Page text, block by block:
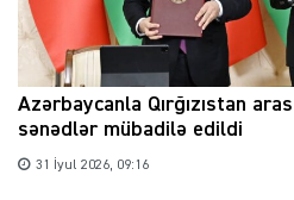
Azərbaycanla Qırğızıstan
sənədlər mübadilə edildi
31 İyul 2026, 09:16